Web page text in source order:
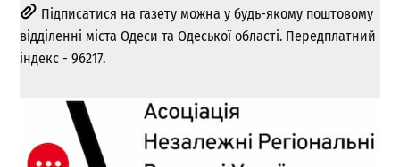
Підписатися на газету можна у будь-якому поштовому
відділенні міста Одеси та Одеської області. Передплатний
індекс - 96217.